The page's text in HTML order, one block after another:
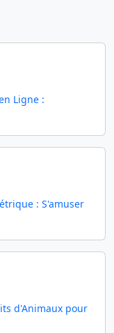
Ligne :
: S'amuser
d'Animaux pour